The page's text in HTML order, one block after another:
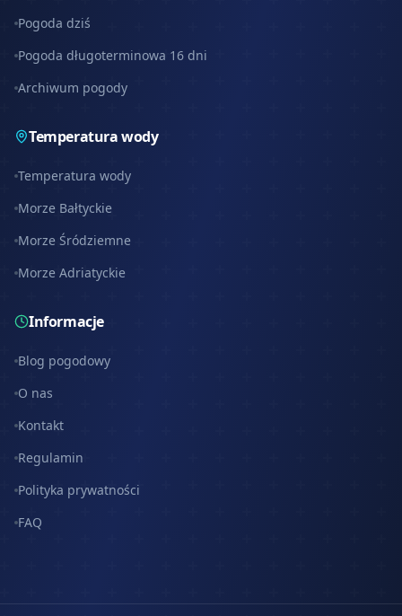
Pogoda dziś
Pogoda długoterminowa 16 dni
Archiwum pogody
Temperatura wody
Temperatura wody
Morze Bałtyckie
Morze Śródziemne
Morze Adriatyckie
Informacje
Blog pogodowy
O nas
Kontakt
Regulamin
Polityka prywatności
FAQ